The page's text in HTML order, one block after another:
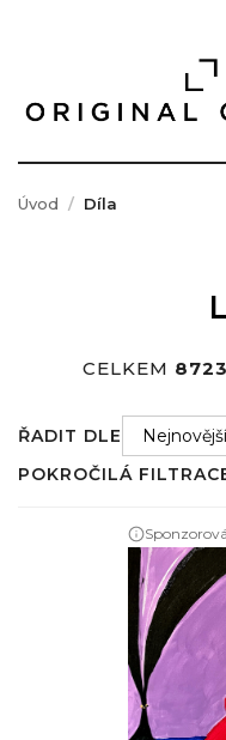
Úvod Díla
CELKEM 8723
ŘADIT DLE
POKROČILÁ